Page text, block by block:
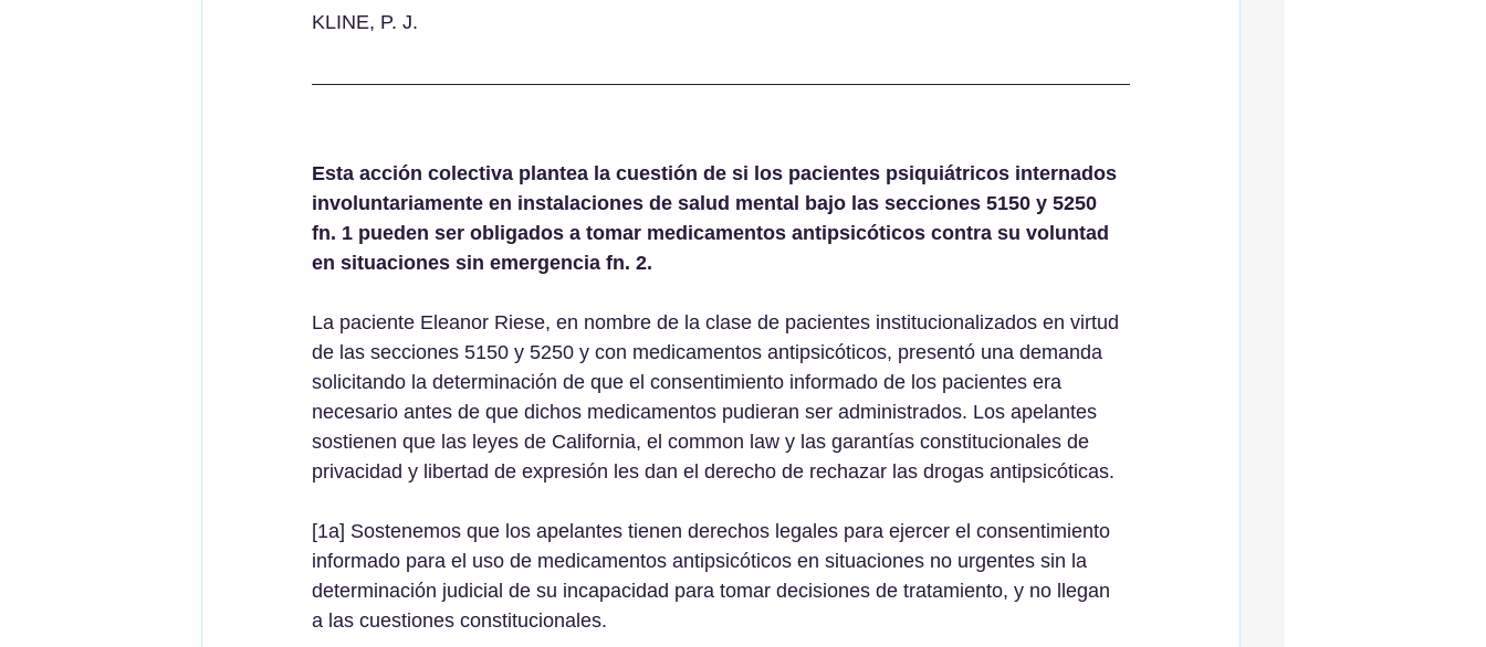
KLINE, P. J.
Esta acción colectiva plantea la cuestión de si los pacientes psiquiátricos internados
involuntariamente en instalaciones de salud mental bajo las secciones 5150 y 5250
fn. 1 pueden ser obligados a tomar medicamentos antipsicóticos contra su voluntad
en situaciones sin emergencia fn. 2.
La paciente Eleanor Riese, en nombre de la clase de pacientes institucionalizados en virtud
de las secciones 5150 y 5250 y con medicamentos antipsicóticos, presentó una demanda
solicitando la determinación de que el consentimiento informado de los pacientes era
necesario antes de que dichos medicamentos pudieran ser administrados. Los apelantes
sostienen que las leyes de California, el common law y las garantías constitucionales de
privacidad y libertad de expresión les dan el derecho de rechazar las drogas antipsicóticas.
[1a] Sostenemos que los apelantes tienen derechos legales para ejercer el consentimiento
informado para el uso de medicamentos antipsicóticos en situaciones no urgentes sin la
determinación judicial de su incapacidad para tomar decisiones de tratamiento, y no llegan
a las cuestiones constitucionales.